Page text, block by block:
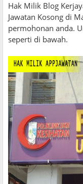
Hak Milik Blog
Jawatan Kosong di
permohonan anda.
seperti di bawah.